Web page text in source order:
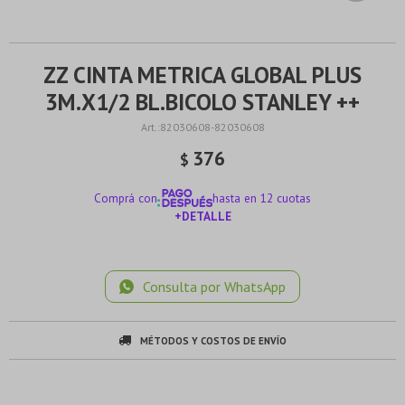
ZZ CINTA METRICA GLOBAL PLUS
3M.X1/2 BL.BICOLO STANLEY ++
82030608-82030608
$ 376
Comprá con
hasta en 12 cuotas
+DETALLE
Consulta por WhatsApp
MÉTODOS Y COSTOS DE ENVÍO